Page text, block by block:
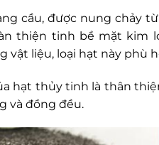
cầu, được nung chảy
thiện tinh bề mặt kim
vật liệu, loại hạt này phù
hạt thủy tinh là thân
và đồng đều.